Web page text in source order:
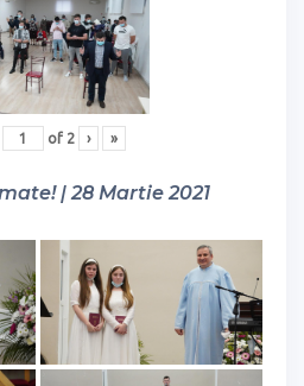
of 2 › »
| 28 Martie 2021